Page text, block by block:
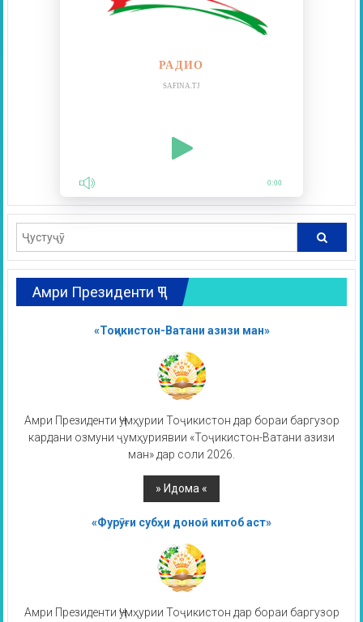
РАДИО
SAFINA.TJ
0:00
Амри Президенти ҶТ
«Тоҷикистон-Ватани азизи ман»
Амри Президенти Ҷумҳурии Тоҷикистон дар бораи баргузор
кардани озмуни ҷумҳуриявии «Тоҷикистон-Ватани азизи
ман» дар соли 2026.
«Фурӯғи субҳи доноӣ китоб аст»
Амри Президенти Ҷумҳурии Тоҷикистон дар бораи баргузор